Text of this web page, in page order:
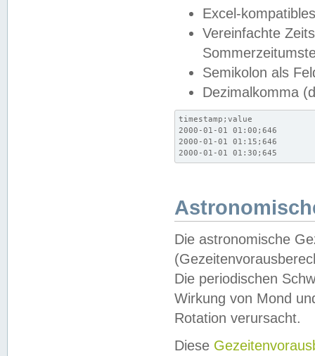
Excel-
Vereinfachte
Semikolon als
Dezimalkomma
timestamp;value
2000-01-01 01:00;646
2000-01-01 01:15;646
2000-01-01 01:30;645
Die astronomische
Die periodischen
Wirkung von Mond
Rotation verursacht.
Diese